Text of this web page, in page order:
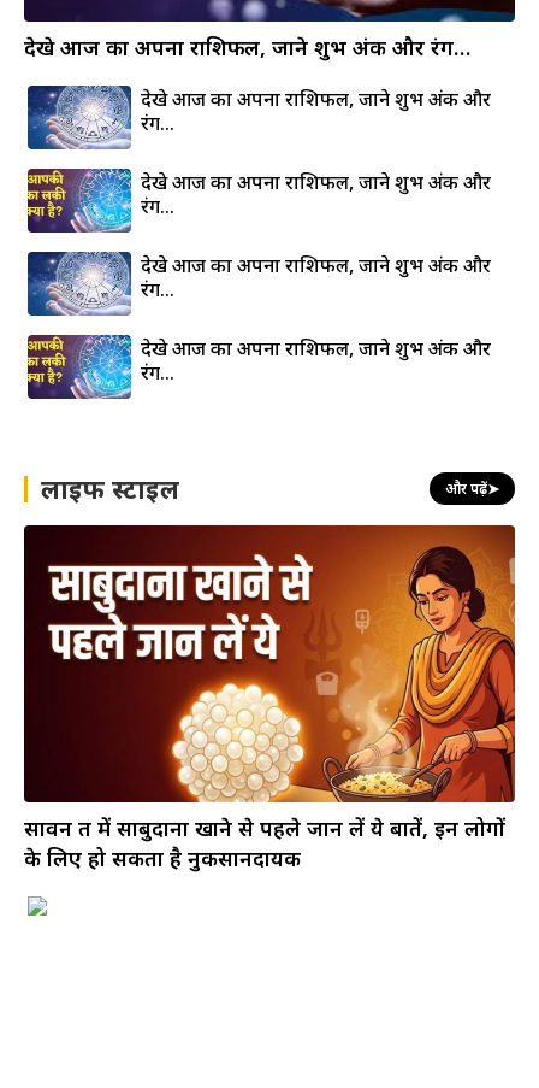
देखे आज का अपना राशिफल, जाने शुभ अंक और रंग…
देखे आज का अपना राशिफल, जाने शुभ अंक और
रंग…
देखे आज का अपना राशिफल, जाने शुभ अंक और
रंग…
देखे आज का अपना राशिफल, जाने शुभ अंक और
रंग…
देखे आज का अपना राशिफल, जाने शुभ अंक और
रंग…
लाइफ स्टाइल और पढ़ें➤
सावन व्रत में साबुदाना खाने से पहले जान लें ये बातें, इन लोगों
के लिए हो सकता है नुकसानदायक